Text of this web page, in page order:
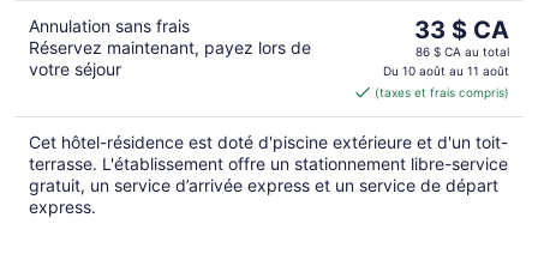
Annulation sans frais
Réservez maintenant, payez lors de
votre séjour
Le
prix
est
de 33 $ CA
par
nuit
33 $ CA
86 $ CA au total
Du 10 août au 11 août
(taxes et frais compris)
Cet hôtel-résidence est doté d'piscine extérieure et d'un toit-
terrasse. L'établissement offre un stationnement libre-service
gratuit, un service d’arrivée express et un service de départ
express.